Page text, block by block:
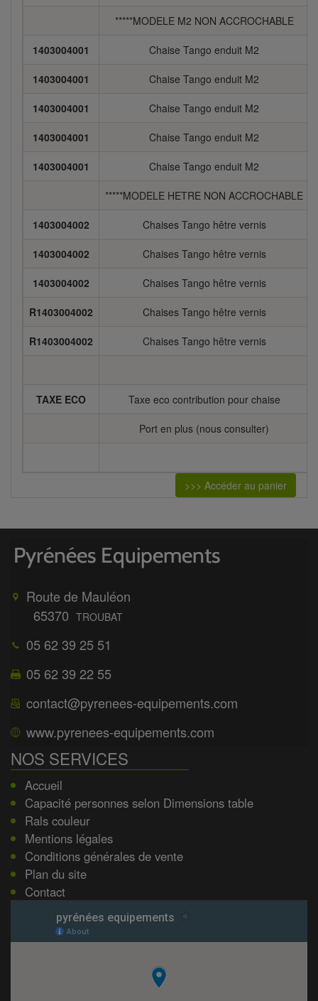
*****MODELE M2 NON ACCROCHABLE
1403004001 Chaise Tango enduit M2
1403004001 Chaise Tango enduit M2
1403004001 Chaise Tango enduit M2
1403004001 Chaise Tango enduit M2
1403004001 Chaise Tango enduit M2
*****MODELE HETRE NON ACCROCHABLE
1403004002 Chaises Tango hêtre vernis
1403004002 Chaises Tango hêtre vernis
1403004002 Chaises Tango hêtre vernis
R1403004002 Chaises Tango hêtre vernis
R1403004002 Chaises Tango hêtre vernis
TAXE ECO Taxe eco contribution pour chaise
Port en plus (nous consulter)
>>> Accéder au panier
Route de Mauléon
65370 TROUBAT
05 62 39 25 51
05 62 39 22 55
contact@pyrenees-equipements.com
www.pyrenees-equipements.com
NOS SERVICES
Accueil
Capacité personnes selon Dimensions table
Rals couleur
Mentions légales
Conditions générales de vente
Plan du site
Contact